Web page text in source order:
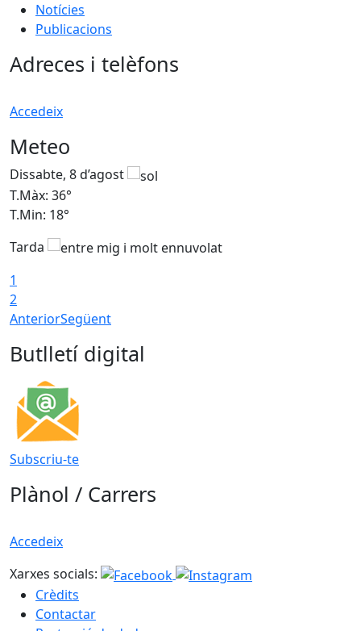
Notícies
Publicacions
Adreces i telèfons
Accedeix
Meteo
Dissabte, 8 d’agost
T.Màx: 36°
T.Min: 18°
Tarda
1
2
AnteriorSegüent
Butlletí digital
Subscriu-te
Plànol / Carrers
Accedeix
Xarxes socials:
Crèdits
Contactar